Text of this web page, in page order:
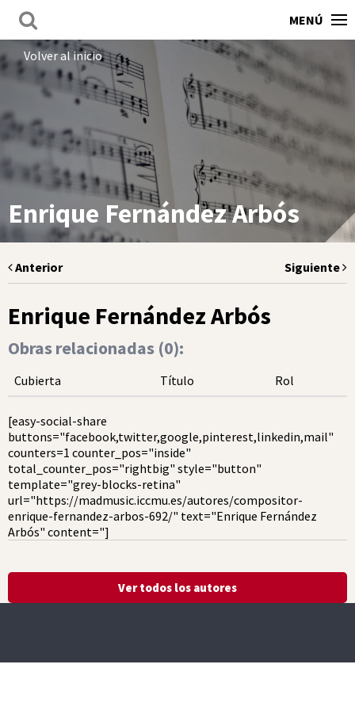
MENÚ
Volver al inicio
Enrique Fernández Arbós
Anterior Siguiente
Enrique Fernández Arbós
Obras relacionadas (0):
Cubierta Título Rol
[easy-social-share
buttons="facebook,twitter,google,pinterest,linkedin,mail"
counters=1 counter_pos="inside"
total_counter_pos="rightbig" style="button"
template="grey-blocks-retina"
url="https://madmusic.iccmu.es/autores/compositor-
enrique-fernandez-arbos-692/" text="Enrique Fernández
Arbós" content="]
Ver todos los autores